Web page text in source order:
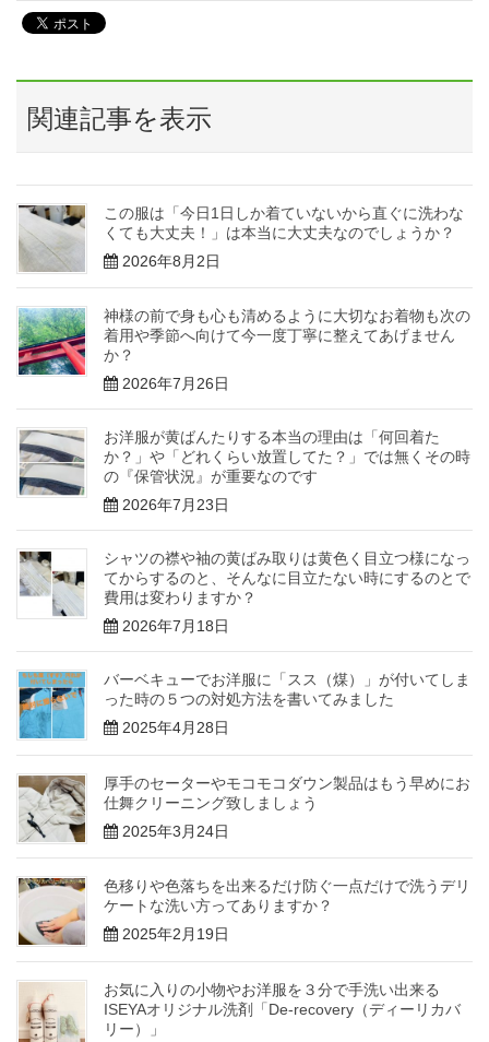
関連記事を表示
この服は「今日1日しか着ていないから直ぐに洗わな
くても大丈夫！」は本当に大丈夫なのでしょうか？
2026年8月2日
神様の前で身も心も清めるように大切なお着物も次の
着用や季節へ向けて今一度丁寧に整えてあげません
か？
2026年7月26日
お洋服が黄ばんたりする本当の理由は「何回着た
か？」や「どれくらい放置してた？」では無くその時
の『保管状況』が重要なのです
2026年7月23日
シャツの襟や袖の黄ばみ取りは黄色く目立つ様になっ
てからするのと、そんなに目立たない時にするのとで
費用は変わりますか？
2026年7月18日
バーベキューでお洋服に「スス（煤）」が付いてしま
った時の５つの対処方法を書いてみました
2025年4月28日
厚手のセーターやモコモコダウン製品はもう早めにお
仕舞クリーニング致しましょう
2025年3月24日
色移りや色落ちを出来るだけ防ぐ一点だけで洗うデリ
ケートな洗い方ってありますか？
2025年2月19日
お気に入りの小物やお洋服を３分で手洗い出来る
ISEYAオリジナル洗剤「De-recovery（ディーリカバ
リー）」